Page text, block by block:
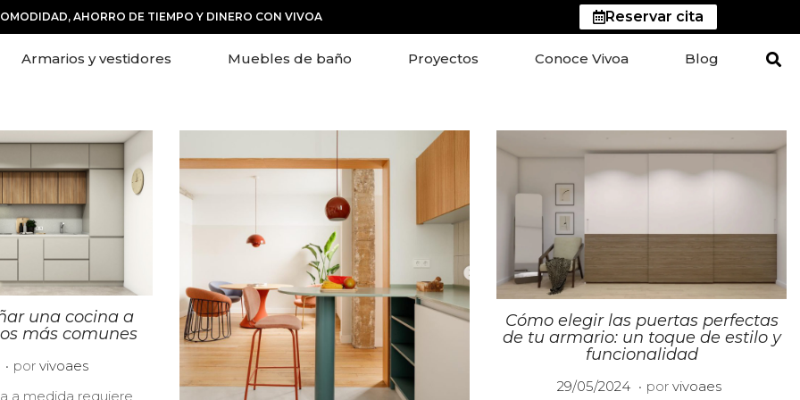
AHORRO DE TIEMPO Y DINERO CON VIVOA Reservar cita
Armarios y vestidores Muebles de baño Proyectos Conoce Vivoa Blog
una cocina a
más comunes
2. por vivoaes
a medida requiere
Cómo elegir las puertas perfectas
de tu armario: un toque de estilo y
funcionalidad
P
29/05/2024 0. por vivoaes